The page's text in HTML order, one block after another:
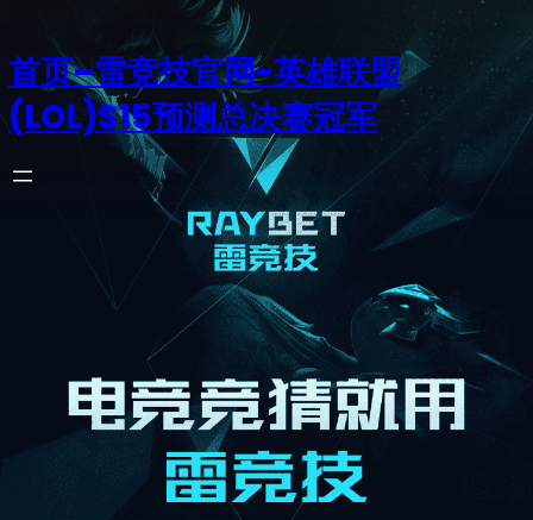
首页–雷竞技官网-英雄联盟
(LOL)S15预测总决赛冠军